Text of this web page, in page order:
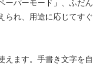
ーパーモード」、ふだん
られ、用途に応じてすぐ
えます。手書き文字を自